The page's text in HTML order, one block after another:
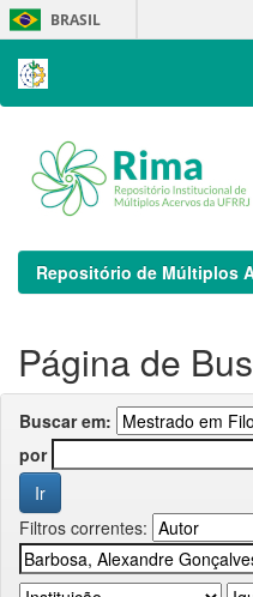
Skip
navigation
BRASIL
Repositório de Múltiplos
Página de
Buscar em:
por
Filtros correntes: